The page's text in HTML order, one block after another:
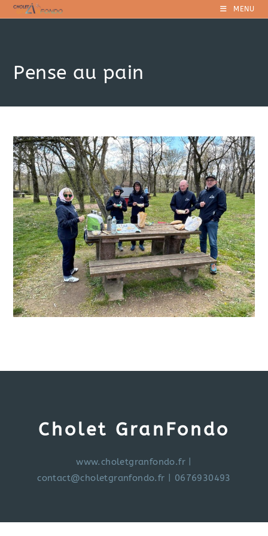
Skip
to
MENU
Pense au pain
Cholet GranFondo
www.choletgranfondo.fr
contact@choletgranfondo.fr | 0676930493